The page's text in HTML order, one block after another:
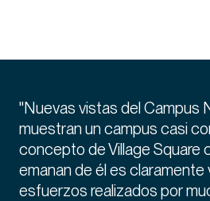
"Nuevas vistas del Campus
muestran un campus casi
concepto de Village Square
emanan de él es claramente
esfuerzos realizados por